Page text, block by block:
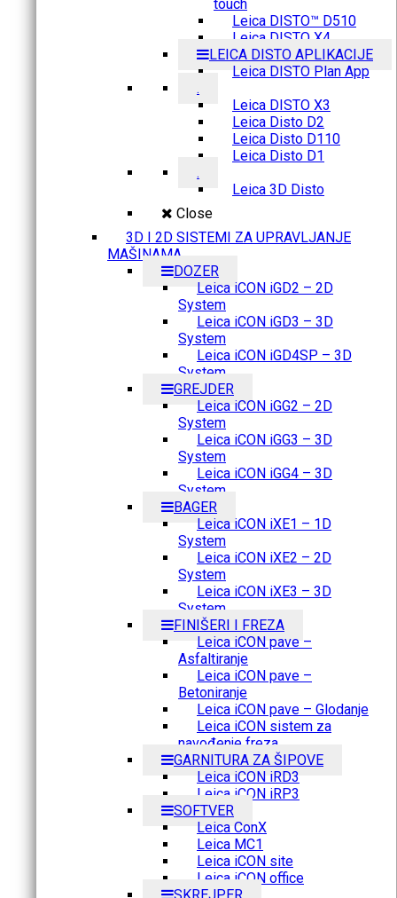
touch
Leica DISTO™ D510
Leica DISTO X4
LEICA DISTO APLIKACIJE
Leica DISTO Plan App
.
Leica DISTO X3
Leica Disto D2
Leica Disto D110
Leica Disto D1
.
Leica 3D Disto
Close
3D I 2D SISTEMI ZA UPRAVLJANJE
MAŠINAMA
DOZER
Leica iCON iGD2 – 2D
System
Leica iCON iGD3 – 3D
System
Leica iCON iGD4SP – 3D
System
GREJDER
Leica iCON iGG2 – 2D
System
Leica iCON iGG3 – 3D
System
Leica iCON iGG4 – 3D
System
BAGER
Leica iCON iXE1 – 1D
System
Leica iCON iXE2 – 2D
System
Leica iCON iXE3 – 3D
System
FINIŠERI I FREZA
Leica iCON pave –
Asfaltiranje
Leica iCON pave –
Betoniranje
Leica iCON pave – Glodanje
Leica iCON sistem za
navođenje freza
GARNITURA ZA ŠIPOVE
Leica iCON iRD3
Leica iCON iRP3
SOFTVER
Leica ConX
Leica MC1
Leica iCON site
Leica iCON office